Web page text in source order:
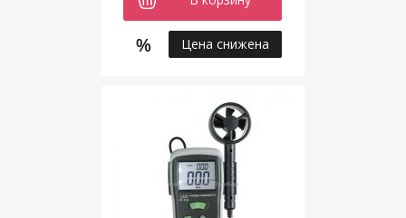
Цена снижена